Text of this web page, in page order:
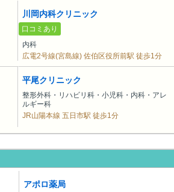
川岡内科クリニック
口コミあり
内科
広電2号線(宮島線) 佐伯区役所前駅 徒歩1分
平尾クリニック
整形外科・リハビリ科・小児科・内科・アレ
ルギー科
JR山陽本線 五日市駅 徒歩1分
アポロ薬局